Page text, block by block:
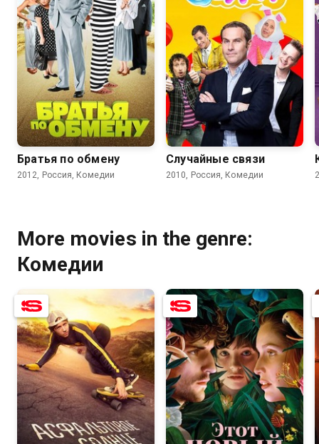
7.8 6.2
Братья по обмену
2012, Россия, Комедии
5.1
Случайные связи
2010, Россия, Комедии
More movies in the genre:
Комедии